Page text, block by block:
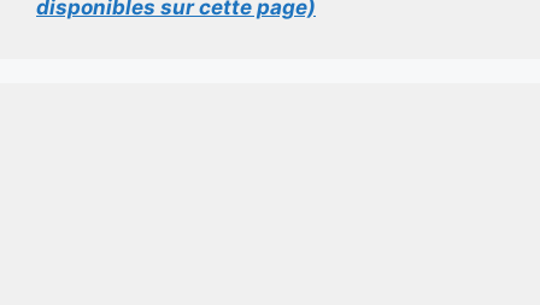
disponibles sur cette page)